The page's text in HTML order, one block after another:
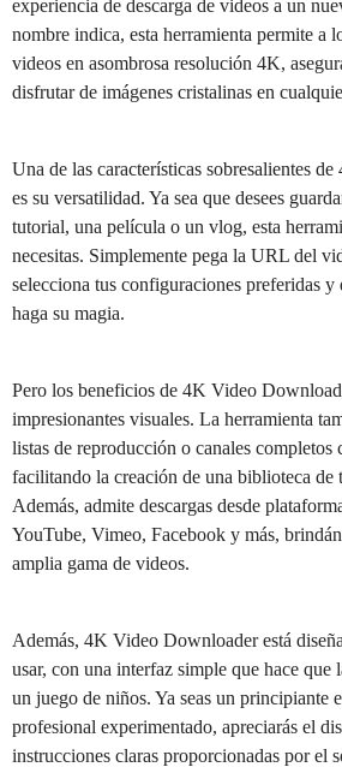
experiencia de descarga de videos a un
nombre indica, esta herramienta permite a
videos en asombrosa resolución 4K,
disfrutar de imágenes cristalinas en
Una de las características sobresalientes
es su versatilidad. Ya sea que desees
tutorial, una película o un vlog, esta
necesitas. Simplemente pega la URL del
selecciona tus configuraciones preferidas y
haga su magia.
Pero los beneficios de 4K Video
impresionantes visuales. La herramienta
listas de reproducción o canales completos
facilitando la creación de una biblioteca
Además, admite descargas desde
YouTube, Vimeo, Facebook y más,
amplia gama de videos.
Además, 4K Video Downloader está
usar, con una interfaz simple que hace que
un juego de niños. Ya seas un principiante
profesional experimentado, apreciarás el
instrucciones claras proporcionadas por el